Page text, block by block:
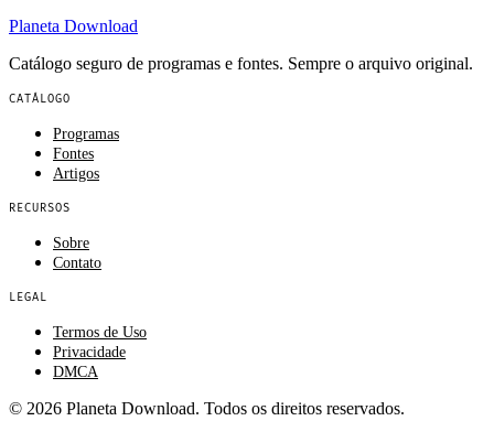
Planeta Download
Catálogo seguro de programas e fontes. Sempre o arquivo original.
CATÁLOGO
Programas
Fontes
Artigos
RECURSOS
Sobre
Contato
LEGAL
Termos de Uso
Privacidade
DMCA
© 2026 Planeta Download. Todos os direitos reservados.